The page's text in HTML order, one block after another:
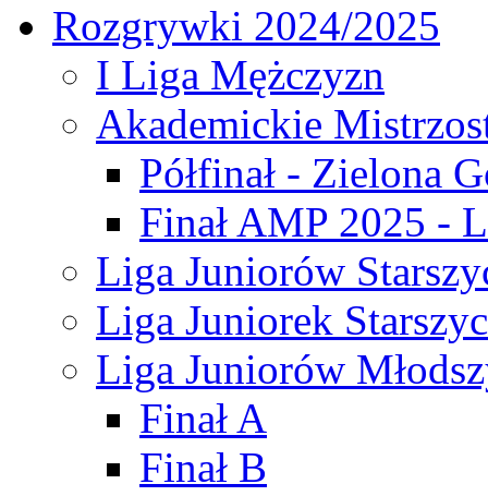
Rozgrywki 2024/2025
I Liga Mężczyzn
Akademickie
Półfinał - Zielona
Finał AMP 2025 -
Liga Juniorów
Liga Juniorek
Liga Juniorów
Finał A
Finał B